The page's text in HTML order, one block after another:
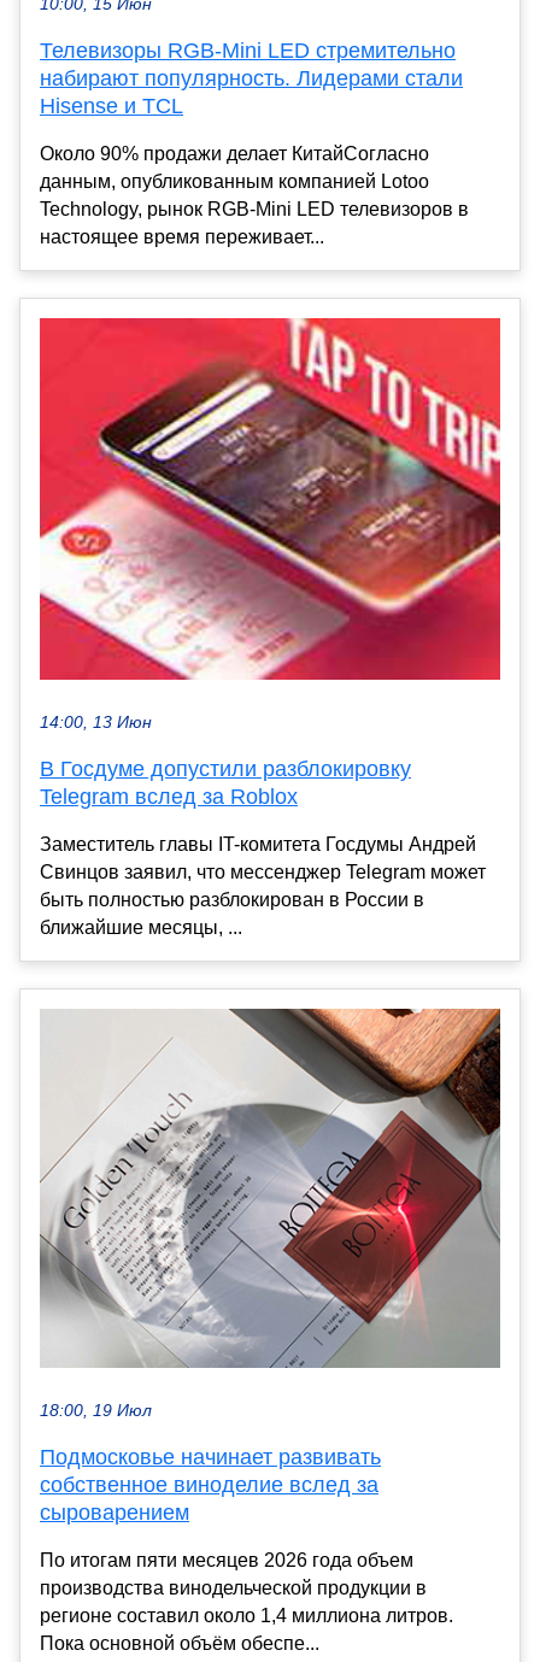
10:00, 15 Июн
Телевизоры RGB-Mini LED стремительно
набирают популярность. Лидерами стали
Hisense и TCL
Около 90% продажи делает КитайСогласно
данным, опубликованным компанией Lotoo
Technology, рынок RGB-Mini LED телевизоров в
настоящее время переживает...
14:00, 13 Июн
В Госдуме допустили разблокировку
Telegram вслед за Roblox
Заместитель главы IT-комитета Госдумы Андрей
Свинцов заявил, что мессенджер Telegram может
быть полностью разблокирован в России в
ближайшие месяцы, ...
18:00, 19 Июл
Подмосковье начинает развивать
собственное виноделие вслед за
сыроварением
По итогам пяти месяцев 2026 года объем
производства винодельческой продукции в
регионе составил около 1,4 миллиона литров.
Пока основной объём обеспе...